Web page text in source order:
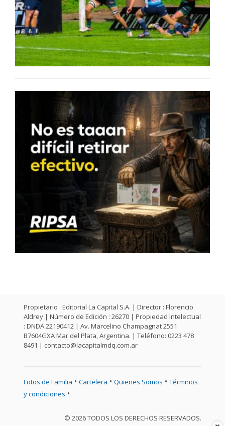
Propietario : Editorial La Capital S.A. | Director : Florencio
Aldrey | Número de Edición : 26270 | Propiedad Intelectual
: DNDA 22190412 | Av. Marcelino Champagnat 2551
B7604GXA Mar del Plata, Argentina. | Teléfono: 0223 478
8491 | contacto@lacapitalmdq.com.ar
Fotos de Familia • Cartelera • Quienes Somos • Términos
y condiciones •
© 2026 TODOS LOS DERECHOS RESERVADOS.